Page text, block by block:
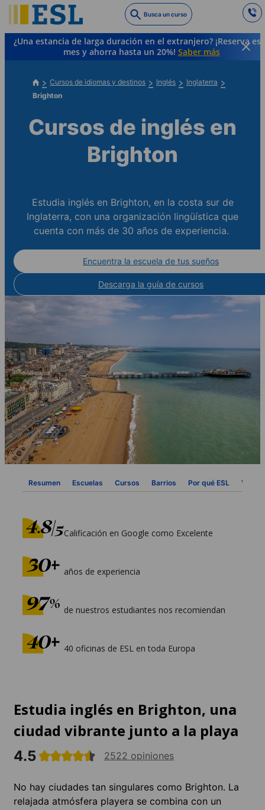
to
main
content
Busca un curso
¿Una estancia de larga duración en el extranjero? ¡Reserva
mes y ahorra hasta un 20%! Saber más
Cursos de idiomas y destinos Inglés
Inglaterra
Brighton
Cursos de inglés en
Brighton
Estudia inglés en Brighton, en la costa sur de
Inglaterra, con una organización lingüística que
cuenta con más de 30 años de experiencia.
Encuentra la escuela de tus sueños
Descarga la guía de cursos
Resumen Escuelas Cursos Barrios Por qué ESL Visa
Calificación en Google como Excelente
años de experiencia
de nuestros estudiantes nos recomiendan
40 oficinas de ESL en toda Europa
Estudia inglés en Brighton, una
ciudad vibrante junto a la playa
4.5 2522 opiniones
No hay ciudades tan singulares como Brighton. La
relajada atmósfera playera se combina con un